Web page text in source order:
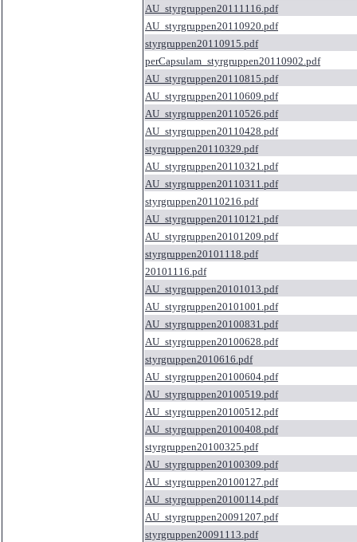
AU_styrgruppen20111116.pdf
AU_styrgruppen20110920.pdf
styrgruppen20110915.pdf
perCapsulam_styrgruppen20110902.pdf
AU_styrgruppen20110815.pdf
AU_styrgruppen20110609.pdf
AU_styrgruppen20110526.pdf
AU_styrgruppen20110428.pdf
styrgruppen20110329.pdf
AU_styrgruppen20110321.pdf
AU_styrgruppen20110311.pdf
styrgruppen20110216.pdf
AU_styrgruppen20110121.pdf
AU_styrgruppen20101209.pdf
styrgruppen20101118.pdf
20101116.pdf
AU_styrgruppen20101013.pdf
AU_styrgruppen20101001.pdf
AU_styrgruppen20100831.pdf
AU_styrgruppen20100628.pdf
styrgruppen2010616.pdf
AU_styrgruppen20100604.pdf
AU_styrgruppen20100519.pdf
AU_styrgruppen20100512.pdf
AU_styrgruppen20100408.pdf
styrgruppen20100325.pdf
AU_styrgruppen20100309.pdf
AU_styrgruppen20100127.pdf
AU_styrgruppen20100114.pdf
AU_styrgruppen20091207.pdf
styrgruppen20091113.pdf